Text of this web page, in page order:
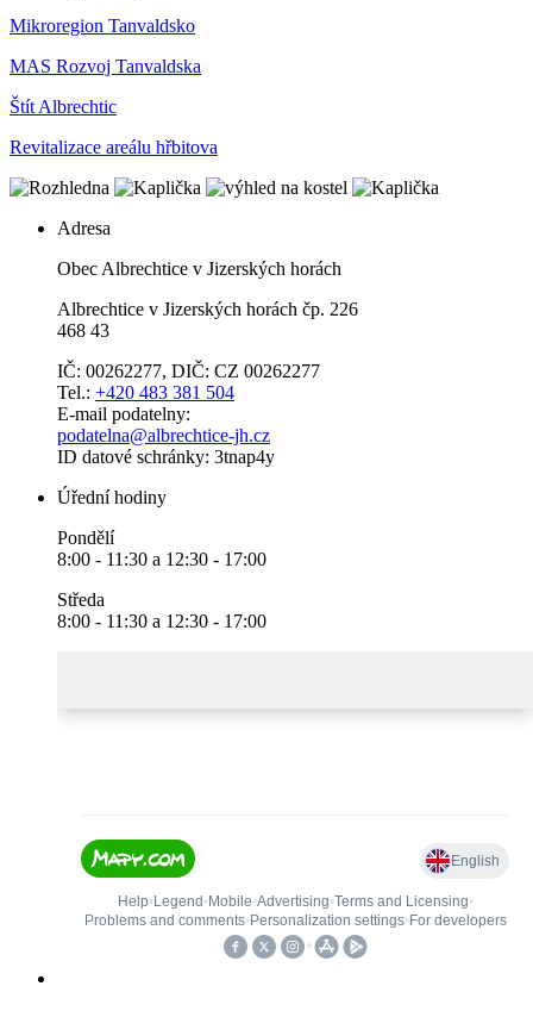
Mikroregion Tanvaldsko
MAS Rozvoj Tanvaldska
Štít Albrechtic
Revitalizace areálu hřbitova
Adresa
Obec Albrechtice v Jizerských horách
Albrechtice v Jizerských horách čp. 226
468 43
IČ: 00262277, DIČ: CZ 00262277
Tel.: +420 483 381 504
E-mail podatelny:
podatelna@albrechtice-jh.cz
ID datové schránky: 3tnap4y
Úřední hodiny
Pondělí
8:00 - 11:30 a 12:30 - 17:00
Středa
8:00 - 11:30 a 12:30 - 17:00